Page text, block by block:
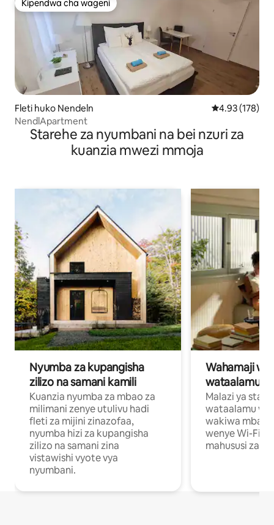
Kipendwa cha wageni
Kipendwa cha wageni
Fleti huko Nendeln Ukadiriaji wa
4.93 (178)
NendlApartment
Starehe za nyumbani na bei nzuri za
kuanzia mwezi mmoja
Nyumba za kupangisha
zilizo na samani kamili
Kuanzia nyumba za mbao za
milimani zenye utulivu hadi
fleti za mijini zinazofaa,
nyumba hizi za kupangisha
zilizo na samani zina
vistawishi vyote vya
nyumbani.
Wahamaji
wataalamu
Malazi ya
wataalamu
wakiwa mbali
wenye Wi-Fi
mahususi za